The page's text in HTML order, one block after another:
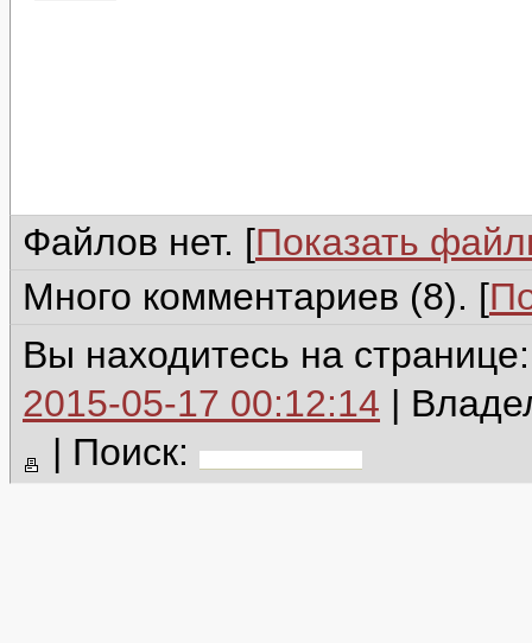
Файлов нет. [Показать
Много комментариев (8). [
Вы находитесь на
2015-05-17 00:12:14 |
| Поиск: